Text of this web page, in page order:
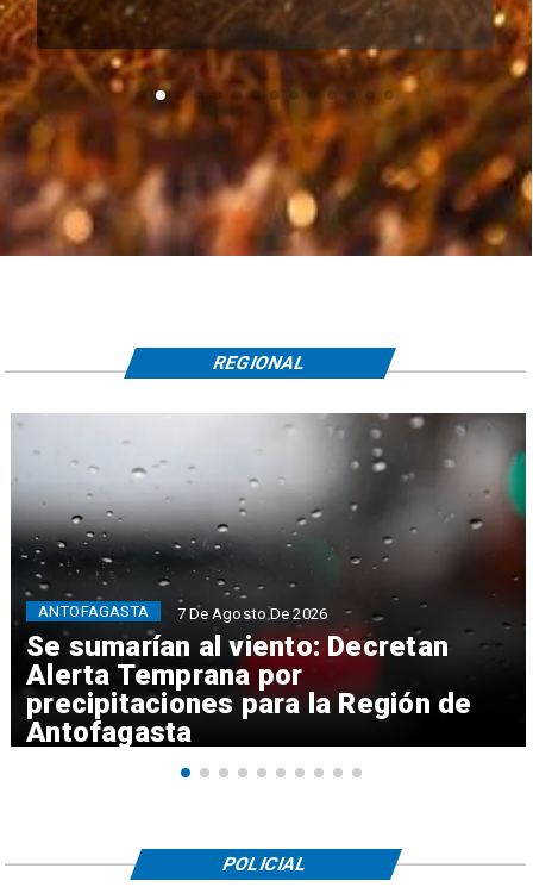
Se sumarían al viento: Decretan
Alerta Temprana por
precipitaciones para la Región de
Antofagasta
ANTOFAGASTA 7 De Agosto De 2026
REGIONAL
POLICIAL